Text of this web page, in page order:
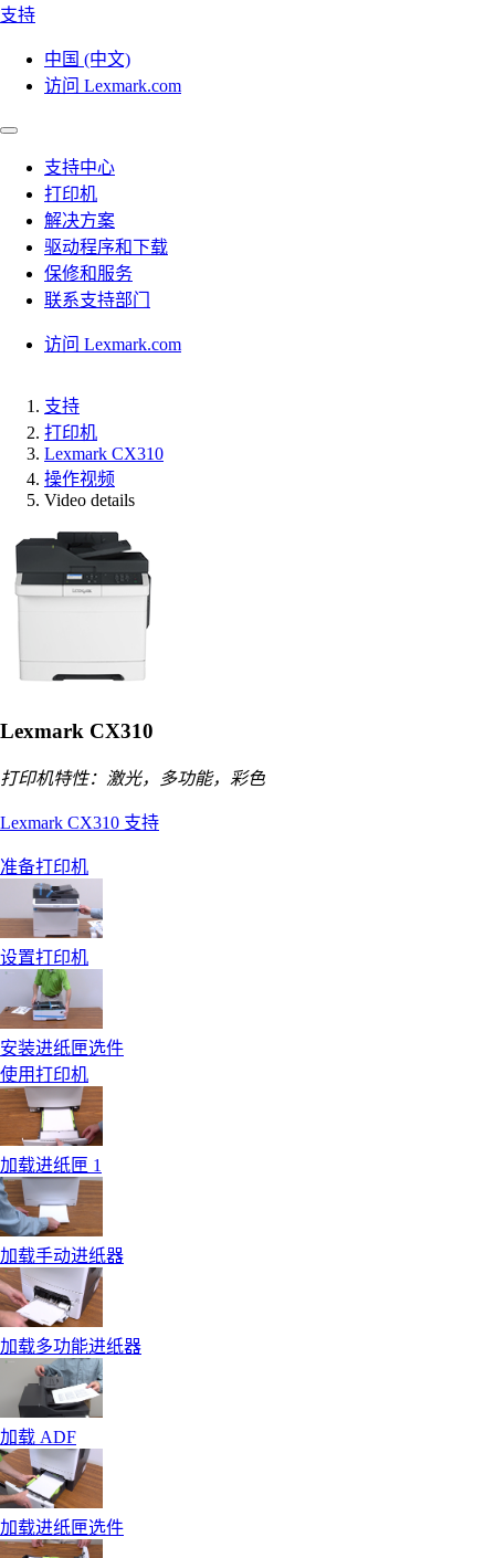
支持
中国 (中文)
访问 Lexmark.com
支持中心
打印机
解决方案
驱动程序和下载
保修和服务
联系支持部门
访问 Lexmark.com
支持
打印机
Lexmark CX310
操作视频
Video details
Lexmark CX310
打印机特性：激光，多功能，彩色
Lexmark CX310 支持
准备打印机
设置打印机
安装进纸匣选件
使用打印机
加载进纸匣 1
加载手动进纸器
加载多功能进纸器
加载 ADF
加载进纸匣选件